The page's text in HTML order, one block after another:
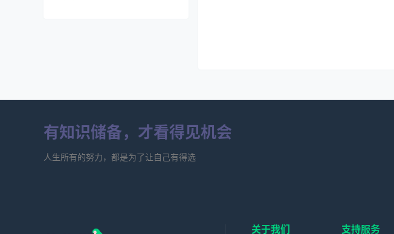
有知识储备，才看得见机会
人生所有的努力，都是为了让自己有得选
关于我们 支持服务